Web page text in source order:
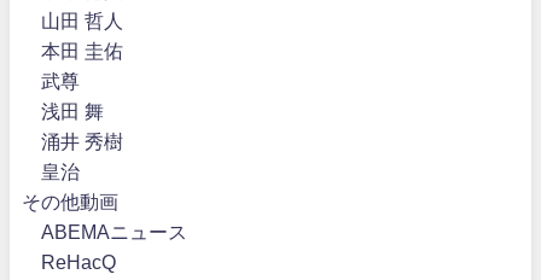
山田 哲人
本田 圭佑
武尊
浅田 舞
涌井 秀樹
皇治
その他動画
ABEMAニュース
ReHacQ